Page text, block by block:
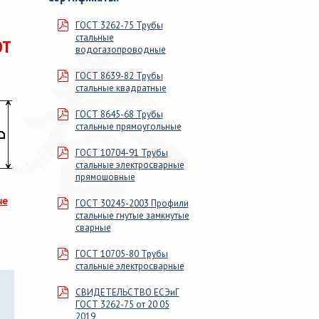
для
15 до 219х9, от 20х20х1 до
160х160х9.
ГОСТ 3262-75 Трубы
стальные
водогазопроводные
ГОСТ 8639-82 Трубы
стальные квадратные
ГОСТ 8645-68 Трубы
стальные прямоугольные
ГОСТ 10704-91 Трубы
стальные электросварные
прямошовные
ГОСТ 30245-2003 Профили
стальные гнутые замкнутые
сварные
ГОСТ 10705-80 Трубы
стальные электросварные
СВИДЕТЕЛЬСТВО ЕСЭиГ
ГОСТ 3262-75 от 20 05
2019